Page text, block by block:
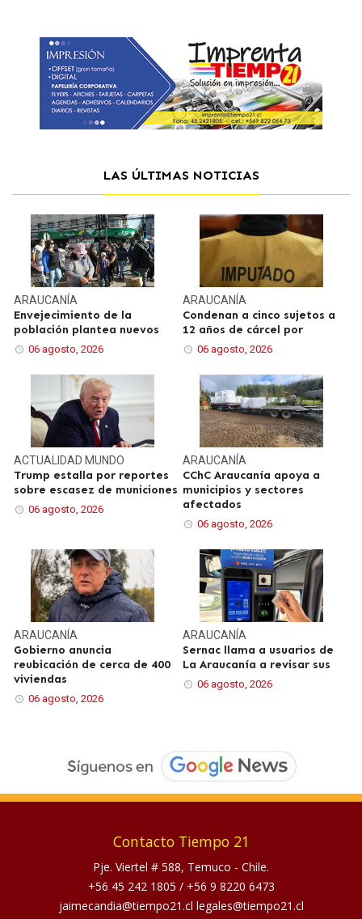
LAS ÚLTIMAS NOTICIAS
ARAUCANÍA
Envejecimiento de la
población plantea nuevos
06 agosto, 2026
ARAUCANÍA
Condenan a cinco sujetos a
12 años de cárcel por
06 agosto, 2026
ACTUALIDAD MUNDO
Trump estalla por reportes
sobre escasez de municiones
06 agosto, 2026
ARAUCANÍA
CChC Araucanía apoya a
municipios y sectores
afectados
06 agosto, 2026
ARAUCANÍA
Gobierno anuncia
reubicación de cerca de 400
viviendas
06 agosto, 2026
ARAUCANÍA
Sernac llama a usuarios de
La Araucanía a revisar sus
06 agosto, 2026
Contacto Tiempo 21
Pje. Viertel # 588, Temuco - Chile.
+56 45 242 1805 / +56 9 8220 6473
jaimecandia@tiempo21.cl legales@tiempo21.cl